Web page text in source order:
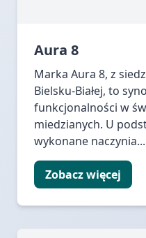
Aura 8
Marka Aura 8, z
Bielsku-Białej, to
funkcjonalności w
miedzianych. U
wykonane naczynia...
Zobacz więcej